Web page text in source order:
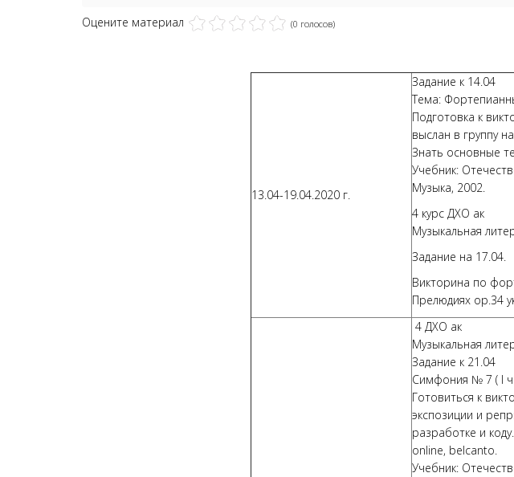
Оцените материал (0 голосов)
13.04-19.04.2020 г.
Задание к 14.04
Тема:
Подготовка к
выслан в группу
Знать основные
Учебник:
Музыка, 2002.
4 курс ДХО ак
Музыкальная
Задание на 17.04.
Викторина по
Прелюдиях ор.34
4 ДХО ак
Музыкальная
Задание к 21.04
Симфония № 7 ( I
Готовиться к
экспозиции и
разработке и
online, belcanto.
Учебник: